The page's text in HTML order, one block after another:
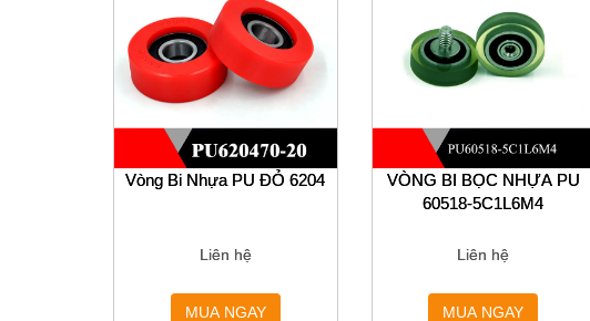
Vòng Bi Nhựa PU ĐỎ 6204
Liên hệ
MUA NGAY
VÒNG BI BỌC NHỰA PU
60518-5C1L6M4
Liên hệ
MUA NGAY